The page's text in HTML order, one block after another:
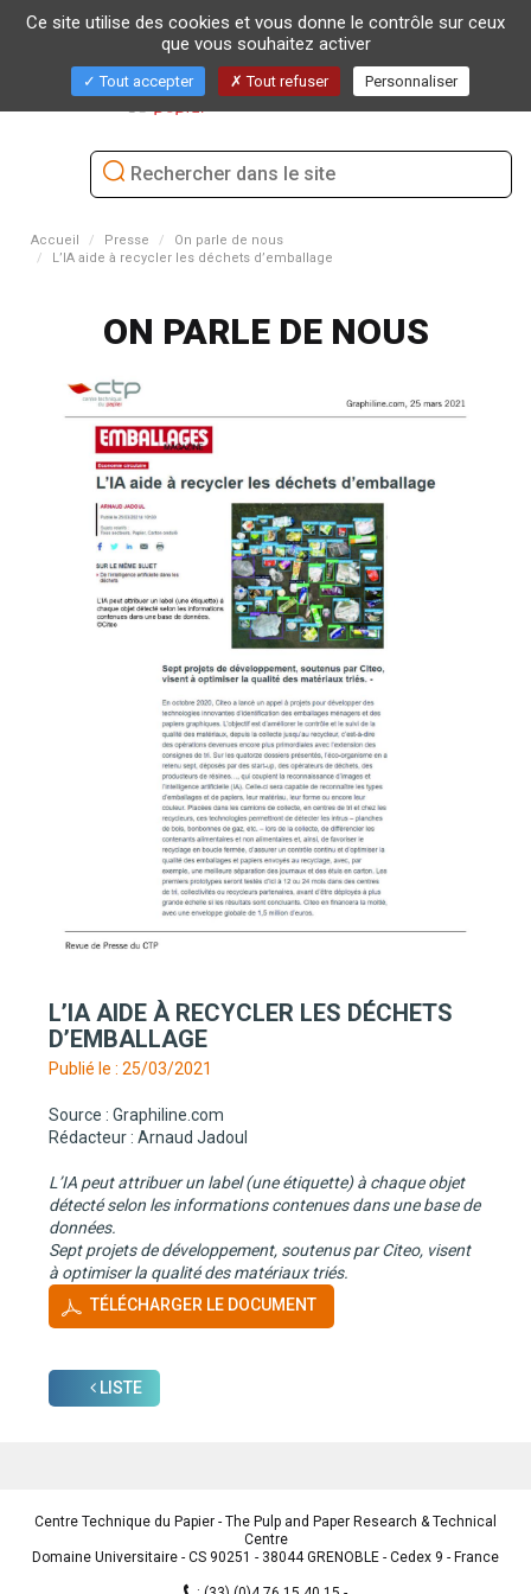
Accueil Presse
On parle de nous
L’IA aide à recycler les déchets d’emballage
ON PARLE DE NOUS
L’IA AIDE À RECYCLER LES DÉCHETS
D’EMBALLAGE
Publié le : 25/03/2021
Source : Graphiline.com
Rédacteur : Arnaud Jadoul
L’IA peut attribuer un label (une étiquette) à chaque objet
détecté selon les informations contenues dans une base de
données.
Sept projets de développement, soutenus par Citeo, visent
à optimiser la qualité des matériaux triés.
TÉLÉCHARGER LE DOCUMENT
LISTE
Centre Technique du Papier - The Pulp and Paper Research & Technical
Centre
Domaine Universitaire - CS 90251 - 38044 GRENOBLE - Cedex 9 - France
Ce site utilise des cookies et vous donne le contrôle sur ceux
que vous souhaitez activer
Tout accepter Tout refuser Personnaliser